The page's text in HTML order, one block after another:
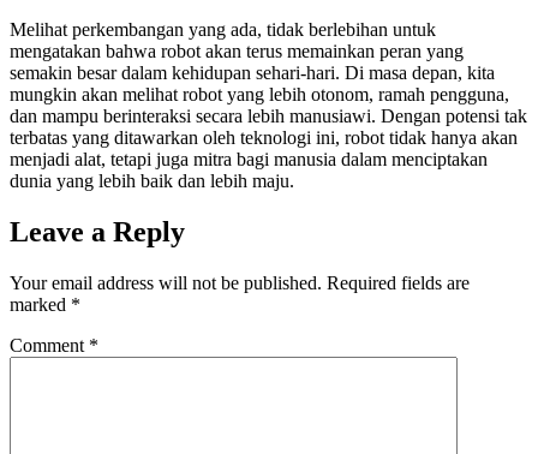
Melihat perkembangan yang ada, tidak berlebihan untuk
mengatakan bahwa robot akan terus memainkan peran yang
semakin besar dalam kehidupan sehari-hari. Di masa depan, kita
mungkin akan melihat robot yang lebih otonom, ramah pengguna,
dan mampu berinteraksi secara lebih manusiawi. Dengan potensi tak
terbatas yang ditawarkan oleh teknologi ini, robot tidak hanya akan
menjadi alat, tetapi juga mitra bagi manusia dalam menciptakan
dunia yang lebih baik dan lebih maju.
Leave a Reply
Your email address will not be published. Required fields are
marked *
Comment *